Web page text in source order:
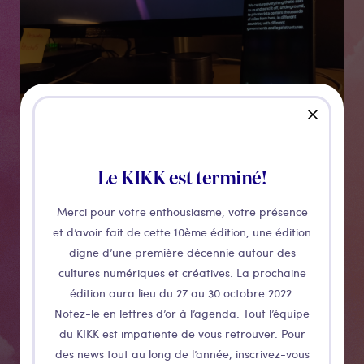
Le KIKK est terminé!
Merci pour votre enthousiasme, votre présence
et d’avoir fait de cette 10ème édition, une édition
digne d’une première décennie autour des
cultures numériques et créatives. La prochaine
édition aura lieu du 27 au 30 octobre 2022.
Notez-le en lettres d’or à l’agenda. Tout l’équipe
du KIKK est impatiente de vous retrouver. Pour
des news tout au long de l’année, inscrivez-vous
close
Chtonic Rites
Chthonic Rites est une installation et un "bureau
intelligent hanté" où Siri et Alexa, qui s'expriment par
l'intermédiaire d'un iPhone d'Apple et d'un Echo
d'Amazon, sont en conversation l'un avec l'autre. Au
fur et à mesure que la conversation se poursuit, le